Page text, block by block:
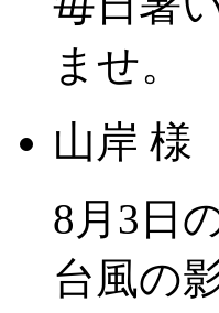
ませ。
山岸 様
8月3日
台風の